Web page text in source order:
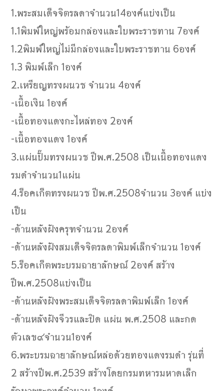
1.พระสมเด็จจิตรลดาจำนวน14องค์แบ่งเป็น
1.1พิมพ์ใหญ่พร้อมกล่องและใบพระราชทาน 7องค์
1.2พิมพ์ใหญ่ไม่มีกล่องและใบพระราชทาน 6องค์
1.3 พิมพ์เล็ก 1องค์
2.เหรียญทรงผนวช จำนวน 4องค์
-เนื้อเงิน 1องค์
-เนื้อทองแดงกะไหล่ทอง 2องค์
-เนื้อทองแดง 1องค์
3.แผ่นปั๊มทรงผนวช ปีพ.ศ.2508 เป็นเนื้อทองแดง
รมดำจำนวน1แผ่น
4.ร็อคเก็ตทรงผนวช ปีพ.ศ.2508จำนวน 3องค์ แบ่ง
เป็น
-ด้านหลังฝังครุฑจำนวน 2องค์
-ด้านหลังฝังสมเด็จจิตรลดาพิมพ์เล็กจำนวน 1องค์
5.ร็อคเก็ตพระบรมฉายาลักษณ์ 2องค์ สร้าง
ปีพ.ศ.2508แบ่งเป็น
-ด้านหลังฝังพระสมเด็จจิตรลดาพิมพ์เล็ก 1องค์
-ด้านหลังฝังจีวรและปิด แผ่น พ.ศ.2508 และกด
ตัวเลข๙จำนวน1องค์
6.พระบรมฉายาลักษณ์หล่อด้วยทองแดงรมดำ รุ่นที่
2 สร้างปีพ.ศ.2539 สร้างโดยกรมทหารมหาดเล็ก